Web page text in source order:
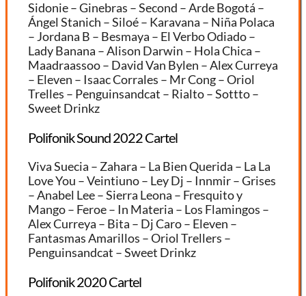
Sidonie – Ginebras – Second – Arde Bogotá –
Ángel Stanich – Siloé – Karavana – Niña Polaca
– Jordana B – Besmaya – El Verbo Odiado –
Lady Banana – Alison Darwin – Hola Chica –
Maadraassoo – David Van Bylen – Alex Curreya
– Eleven – Isaac Corrales – Mr Cong – Oriol
Trelles – Penguinsandcat – Rialto – Sottto –
Sweet Drinkz
Polifonik Sound 2022 Cartel
Viva Suecia – Zahara – La Bien Querida – La La
Love You – Veintiuno – Ley Dj – Innmir – Grises
– Anabel Lee – Sierra Leona – Fresquito y
Mango – Feroe – In Materia – Los Flamingos –
Alex Curreya – Bita – Dj Caro – Eleven –
Fantasmas Amarillos – Oriol Trellers –
Penguinsandcat – Sweet Drinkz
Polifonik 2020 Cartel